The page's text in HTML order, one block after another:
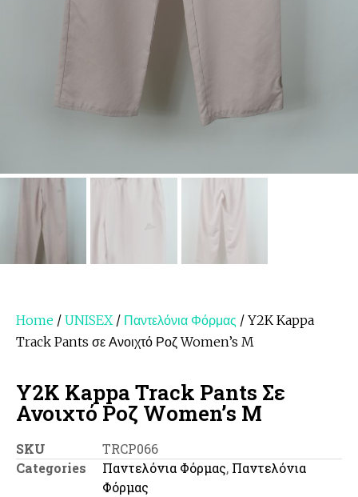
Home / UNISEX/ Παντελόνια Φόρμας / Y2K Kappa
Track Pants σε Ανοιχτό Ροζ Women’s M
Y2K Kappa Track Pants Σε
Ανοιχτό Ροζ Women’s M
SKU
TRCP066
Categories
Παντελόνια Φόρμας, Παντελόνια
Φόρμας